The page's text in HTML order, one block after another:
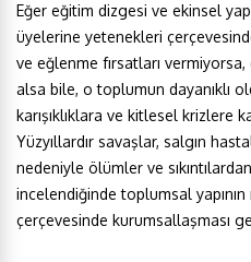
Eğer eğitim dizgesi ve ekinsel
üyelerine yetenekleri
ve eğlenme fırsatları
alsa bile, o toplumun dayanıklı
karışıklıklara ve kitlesel krizlere
Yüzyıllardır savaşlar, salgın
nedeniyle ölümler ve
incelendiğinde toplumsal
çerçevesinde kurumsallaşması